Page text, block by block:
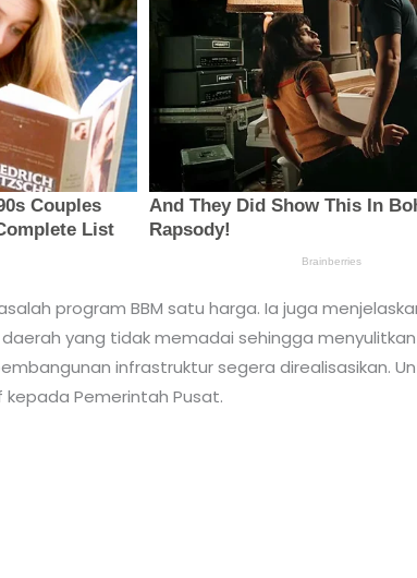
program BBM satu harga. Ia juga
yang tidak memadai sehingga
infrastruktur segera direalisasikan.
Pemerintah Pusat.